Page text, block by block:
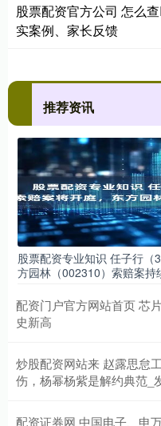
股票配资官方公司 怎么
实案例、家长反馈
推荐资讯
股票配资专业知识 任子行
方园林（002310）索赔案持
配资门户官方网站首页 芯
史新高
炒股配资网站来 赵露思怠
伤，杨幂杨紫是解约典范_
配资证券网 中国电子、申